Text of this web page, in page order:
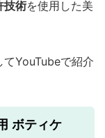
技術を使用した美
YouTubeで紹介
ボティケ